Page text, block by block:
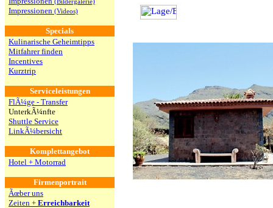
Impressionen (Videos)
Specials
Kulinarische Geheimtipps
Mitfahrer finden
Incentives
Kurztrip
Serviceleistungen
FlÃ¼ge - Transfer
UnterkÃ¼nfte
Shuttle Service
LinkÃ¼bersicht
Komplettangebot
Hotel + Motorrad
Firmenportrait
Ãœber uns
Zeiten + Erreichbarkeit